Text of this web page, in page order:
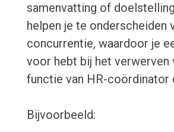
samenvatting of
helpen je te onderscheiden
concurrentie, waardoor je
voor hebt bij het verwerven
functie van HR-coördinator
Bijvoorbeeld: